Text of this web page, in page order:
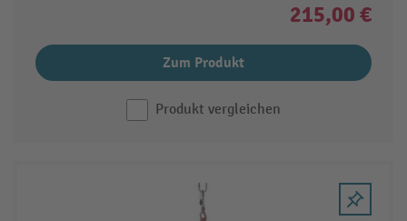
215,00 €
Zum Produkt
Produkt vergleichen